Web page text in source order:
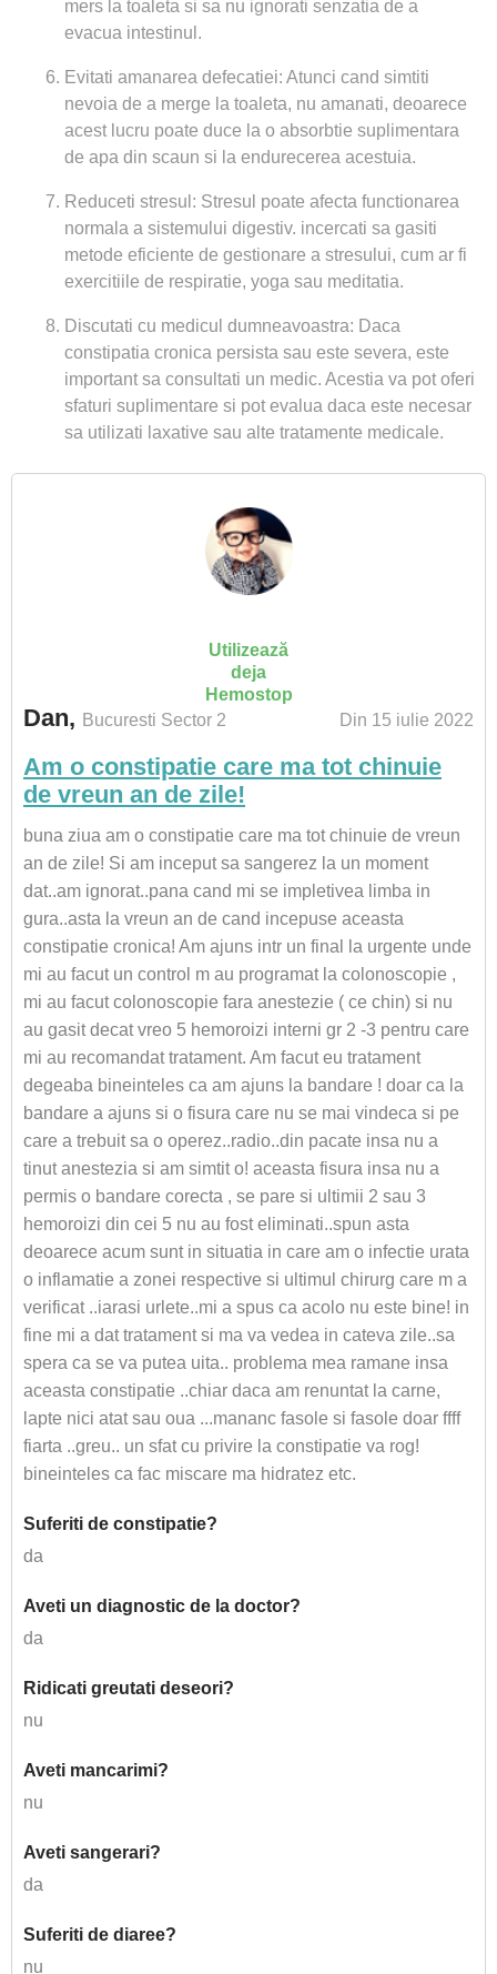
mers la toaleta si sa nu ignorati senzatia de a
evacua intestinul.
Evitati amanarea defecatiei: Atunci cand simtiti
nevoia de a merge la toaleta, nu amanati, deoarece
acest lucru poate duce la o absorbtie suplimentara
de apa din scaun si la endurecerea acestuia.
Reduceti stresul: Stresul poate afecta functionarea
normala a sistemului digestiv. incercati sa gasiti
metode eficiente de gestionare a stresului, cum ar fi
exercitiile de respiratie, yoga sau meditatia.
Discutati cu medicul dumneavoastra: Daca
constipatia cronica persista sau este severa, este
important sa consultati un medic. Acestia va pot oferi
sfaturi suplimentare si pot evalua daca este necesar
sa utilizati laxative sau alte tratamente medicale.
Utilizează
deja
Hemostop
Dan, Bucuresti Sector 2 Din 15 iulie 2022
Am o constipatie care ma tot chinuie
de vreun an de zile!
buna ziua am o constipatie care ma tot chinuie de vreun
an de zile! Si am inceput sa sangerez la un moment
dat..am ignorat..pana cand mi se impletivea limba in
gura..asta la vreun an de cand incepuse aceasta
constipatie cronica! Am ajuns intr un final la urgente unde
mi au facut un control m au programat la colonoscopie ,
mi au facut colonoscopie fara anestezie ( ce chin) si nu
au gasit decat vreo 5 hemoroizi interni gr 2 -3 pentru care
mi au recomandat tratament. Am facut eu tratament
degeaba bineinteles ca am ajuns la bandare ! doar ca la
bandare a ajuns si o fisura care nu se mai vindeca si pe
care a trebuit sa o operez..radio..din pacate insa nu a
tinut anestezia si am simtit o! aceasta fisura insa nu a
permis o bandare corecta , se pare si ultimii 2 sau 3
hemoroizi din cei 5 nu au fost eliminati..spun asta
deoarece acum sunt in situatia in care am o infectie urata
o inflamatie a zonei respective si ultimul chirurg care m a
verificat ..iarasi urlete..mi a spus ca acolo nu este bine! in
fine mi a dat tratament si ma va vedea in cateva zile..sa
spera ca se va putea uita.. problema mea ramane insa
aceasta constipatie ..chiar daca am renuntat la carne,
lapte nici atat sau oua ...mananc fasole si fasole doar ffff
fiarta ..greu.. un sfat cu privire la constipatie va rog!
bineinteles ca fac miscare ma hidratez etc.
Suferiti de constipatie?
da
Aveti un diagnostic de la doctor?
da
Ridicati greutati deseori?
nu
Aveti mancarimi?
nu
Aveti sangerari?
da
Suferiti de diaree?
nu